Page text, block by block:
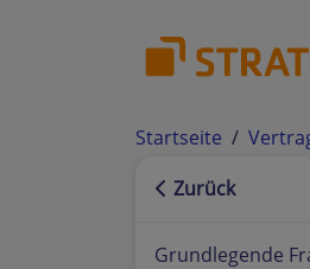
Startseite
Zurück
Grundlegende